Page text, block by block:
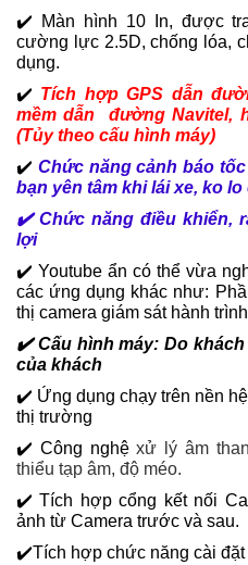
✔️
Màn hình 10 In, được
cường lực 2.5D, chống lóa,
dụng.
✔️ Tích hợp GPS dẫn
mềm dẫn đường Navitel,
(Tủy theo cấu hình máy)
✔️ Chức năng cảnh báo
bạn yên tâm khi lái xe, ko
✔️ Chức năng điều khiển,
lợi
✔️ Youtube ẩn có thể vừa
các ứng dụng khác như:
thị camera giám sát hành
✔️Cấu hình máy: Do
của khách
✔️ Ứng dụng chạy trên nền
thị trường
✔️ Công nghệxử lý âm
thiểu tạp âm, độ méo.
✔️ Tích hợp cổng kết nối
ảnh từ Camera trước và sau.
✔️Tích hợp chức năng cài đặt